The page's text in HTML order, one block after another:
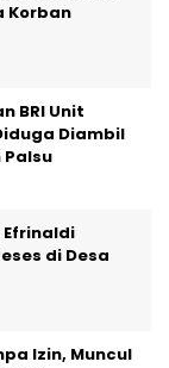
Mandiri
BRI Unit
Diambil
di Desa